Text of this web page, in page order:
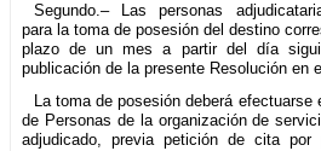
Segundo.– Las personas
para la toma de posesión del destino
plazo de un mes a partir del día
publicación de la presente Resolución en
La toma de posesión deberá efectuarse
de Personas de la organización de
adjudicado, previa petición de cita por